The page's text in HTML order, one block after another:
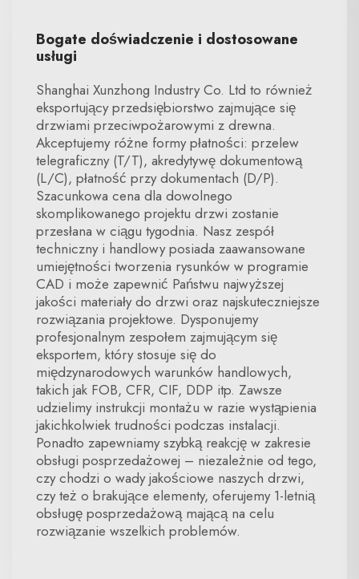
Bogate doświadczenie i dostosowane
usługi
Shanghai Xunzhong Industry Co. Ltd to również
eksportujący przedsiębiorstwo zajmujące się
drzwiami przeciwpożarowymi z drewna.
Akceptujemy różne formy płatności: przelew
telegraficzny (T/T), akredytywę dokumentową
(L/C), płatność przy dokumentach (D/P).
Szacunkowa cena dla dowolnego
skomplikowanego projektu drzwi zostanie
przesłana w ciągu tygodnia. Nasz zespół
techniczny i handlowy posiada zaawansowane
umiejętności tworzenia rysunków w programie
CAD i może zapewnić Państwu najwyższej
jakości materiały do drzwi oraz najskuteczniejsze
rozwiązania projektowe. Dysponujemy
profesjonalnym zespołem zajmującym się
eksportem, który stosuje się do
międzynarodowych warunków handlowych,
takich jak FOB, CFR, CIF, DDP itp. Zawsze
udzielimy instrukcji montażu w razie wystąpienia
jakichkolwiek trudności podczas instalacji.
Ponadto zapewniamy szybką reakcję w zakresie
obsługi posprzedażowej – niezależnie od tego,
czy chodzi o wady jakościowe naszych drzwi,
czy też o brakujące elementy, oferujemy 1-letnią
obsługę posprzedażową mającą na celu
rozwiązanie wszelkich problemów.